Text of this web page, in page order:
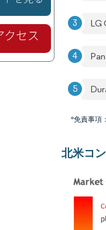
LG
*免責事項
北米コ